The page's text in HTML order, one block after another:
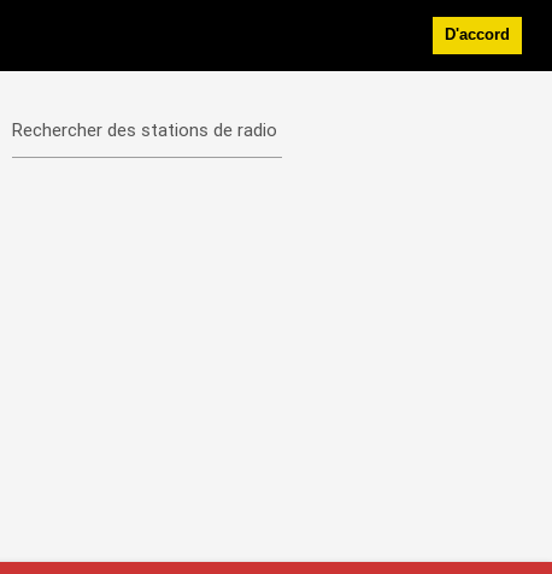
D'accord
Rechercher des stations de radio